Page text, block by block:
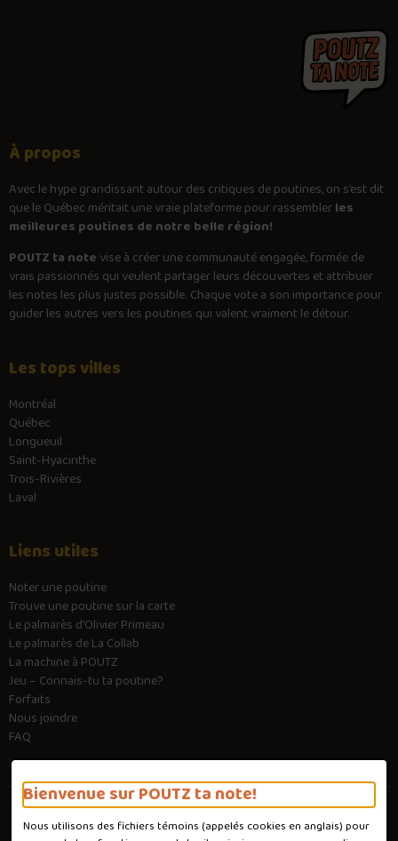
Bienvenue sur POUTZ ta note!
Nous utilisons des fichiers témoins (appelés cookies en anglais) pour
À propos
Avec lehypegrandissant autour des critiques de poutines, on s’est dit
que le Québec méritait une vraie plateforme pour rassemblerles
meilleures poutines de notre belle région!
POUTZ ta note vise à créer une communauté engagée, formée de
vrais passionnés qui veulent partager leurs découvertes et attribuer
les notes les plus justes possible. Chaque vote a son importance pour
guider les autres vers les poutines qui valent vraiment le détour.
Les tops villes
Montréal
Québec
Longueuil
Saint-Hyacinthe
Trois-Rivières
Laval
Liens utiles
Noter une poutine
Trouve une poutine sur la carte
Le palmarès d’Olivier Primeau
Le palmarès de La Collab
La machine à POUTZ
Jeu – Connais-tu ta poutine?
Forfaits
Nous joindre
FAQ
Conditions d'utilisation